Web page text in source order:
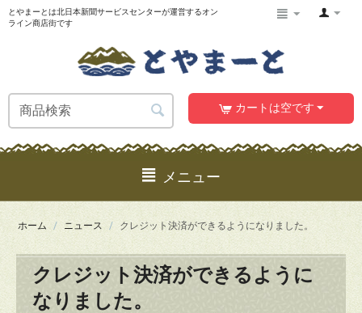
とやまーとは北日本新聞サービスセンターが運営するオン
ライン商店街です
カートは空です
メニュー
ホーム / ニュース / クレジット決済ができるようになりました。
クレジット決済ができるように
なりました。